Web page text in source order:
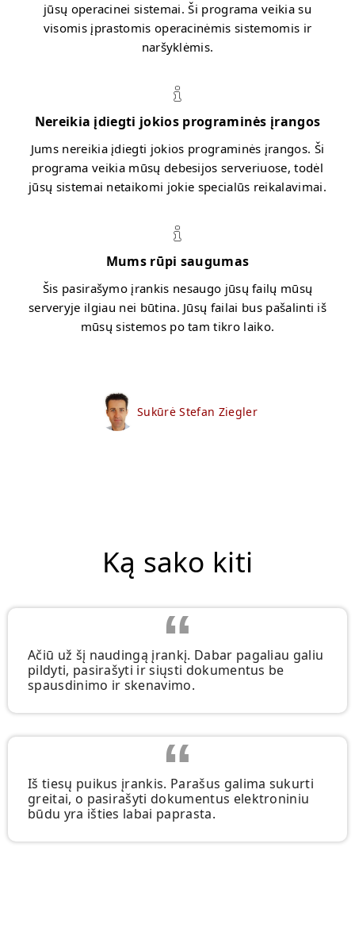
jūsų operacinei sistemai. Ši programa veikia su
visomis įprastomis operacinėmis sistemomis ir
naršyklėmis.
Nereikia įdiegti jokios programinės įrangos
Jums nereikia įdiegti jokios programinės įrangos. Ši
programa veikia mūsų debesijos serveriuose, todėl
jūsų sistemai netaikomi jokie specialūs reikalavimai.
Mums rūpi saugumas
Šis pasirašymo įrankis nesaugo jūsų failų mūsų
serveryje ilgiau nei būtina. Jūsų failai bus pašalinti iš
mūsų sistemos po tam tikro laiko.
Sukūrė Stefan Ziegler
Ką sako kiti
Ačiū už šį naudingą įrankį. Dabar pagaliau galiu
pildyti, pasirašyti ir siųsti dokumentus be
spausdinimo ir skenavimo.
Iš tiesų puikus įrankis. Parašus galima sukurti
greitai, o pasirašyti dokumentus elektroniniu
būdu yra išties labai paprasta.